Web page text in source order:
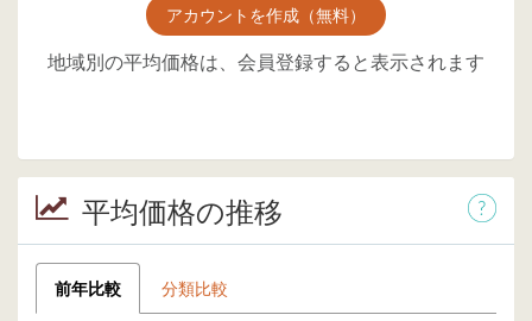
アカウントを作成（無料）
地域別の平均価格は、会員登録すると表示されます
平均価格の推移
前年比較 分類比較